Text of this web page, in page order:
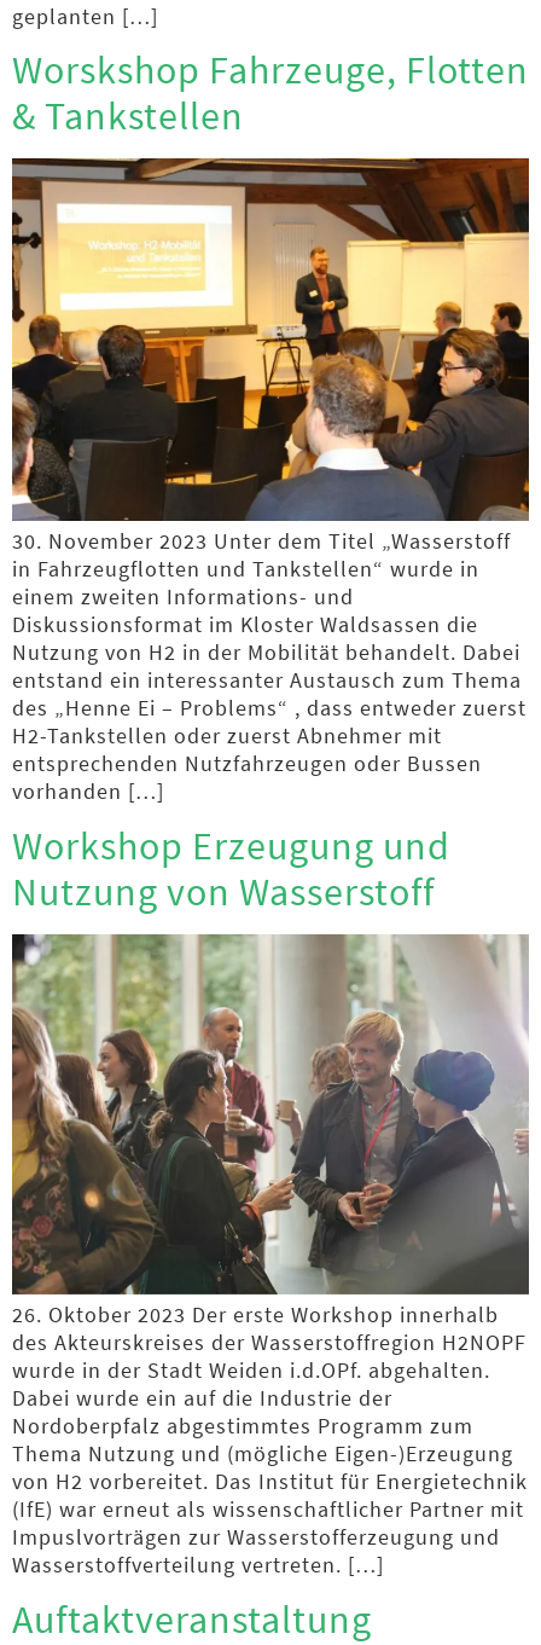
geplanten […]
Worskshop Fahrzeuge, Flotten
& Tankstellen
30. November 2023 Unter dem Titel „Wasserstoff
in Fahrzeugflotten und Tankstellen“ wurde in
einem zweiten Informations- und
Diskussionsformat im Kloster Waldsassen die
Nutzung von H2 in der Mobilität behandelt. Dabei
entstand ein interessanter Austausch zum Thema
des „Henne Ei – Problems“ , dass entweder zuerst
H2-Tankstellen oder zuerst Abnehmer mit
entsprechenden Nutzfahrzeugen oder Bussen
vorhanden […]
Workshop Erzeugung und
Nutzung von Wasserstoff
26. Oktober 2023 Der erste Workshop innerhalb
des Akteurskreises der Wasserstoffregion H2NOPF
wurde in der Stadt Weiden i.d.OPf. abgehalten.
Dabei wurde ein auf die Industrie der
Nordoberpfalz abgestimmtes Programm zum
Thema Nutzung und (mögliche Eigen-)Erzeugung
von H2 vorbereitet. Das Institut für Energietechnik
(IfE) war erneut als wissenschaftlicher Partner mit
Impuslvorträgen zur Wasserstofferzeugung und
Wasserstoffverteilung vertreten. […]
Auftaktveranstaltung